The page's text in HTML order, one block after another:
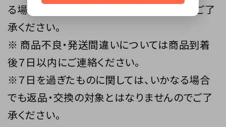
る場合にもご負担致しかねますことを予めご了
承ください。
※ 商品不良・発送間違いについては商品到着
後７日以内にご連絡ください。
※７日を過ぎたものに関しては、いかなる場合
でも返品・交換の対象とはなりませんのでご了
承ください。